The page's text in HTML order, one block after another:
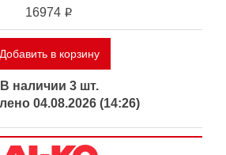
16974 i
Добавить в корзину
В наличии 3 шт.
04.08.2026 (14:26)